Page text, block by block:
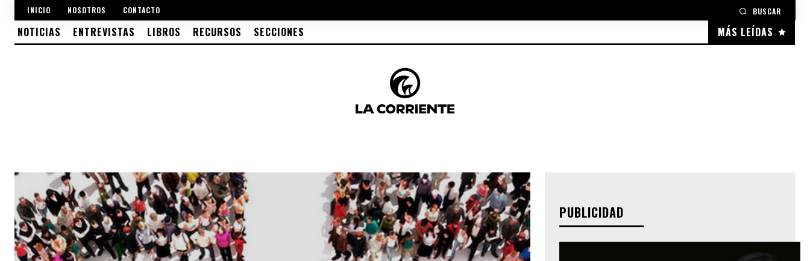
INICIO NOSOTROS CONTACTO BUSCAR
MÁS LEÍDAS
NOTICIAS ENTREVISTAS LIBROS RECURSOS SECCIONES
PUBLICIDAD